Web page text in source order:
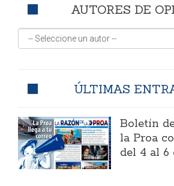
AUTORES DE
ÚLTIMAS
Boletín
la Proa
del 4 al 6